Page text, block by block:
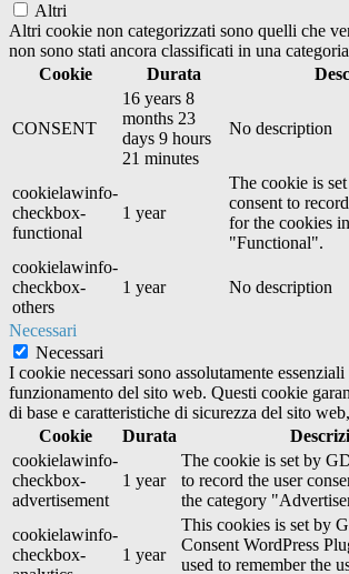
Altri
Altri cookie non categorizzati sono quelli che
non sono stati ancora classificati in una
Cookie
Durata
CONSENT
16 years 8
months 23
days 9 hours
21 minutes
No description
cookielawinfo-
checkbox-
functional
1 year
The cookie is
consent to
for the cookies
"Functional".
cookielawinfo-
checkbox-
others
1 year No description
Necessari
Necessari
I cookie necessari sono assolutamente
funzionamento del sito web. Questi cookie
di base e caratteristiche di sicurezza del sito
Cookie
Durata
cookielawinfo-
checkbox-
advertisement
1 year
The cookie is set by
to record the user
the category
cookielawinfo-
checkbox-
1 year
This cookies is set by
Consent WordPress
used to remember the